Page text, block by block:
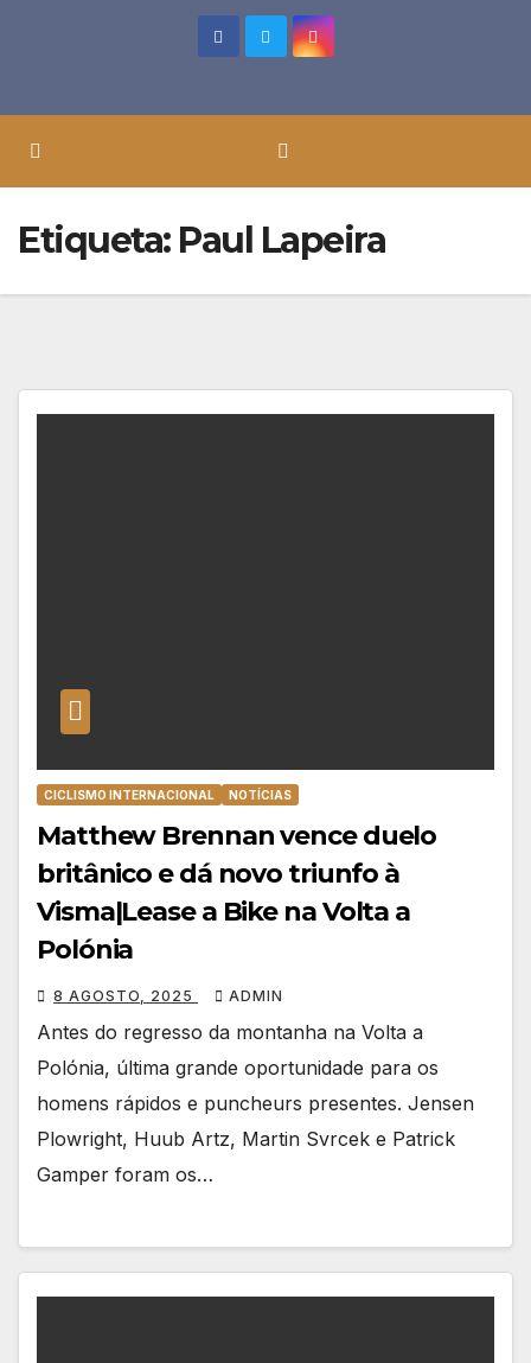
Etiqueta: Paul Lapeira
CICLISMO INTERNACIONAL NOTÍCIAS
Matthew Brennan vence duelo
britânico e dá novo triunfo à
Visma|Lease a Bike na Volta a
Polónia
8 AGOSTO, 2025 ADMIN
Antes do regresso da montanha na Volta a
Polónia, última grande oportunidade para os
homens rápidos e puncheurs presentes. Jensen
Plowright, Huub Artz, Martin Svrcek e Patrick
Gamper foram os…